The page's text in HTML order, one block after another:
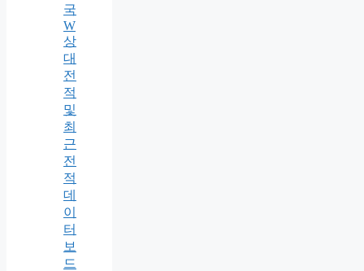
국
W
상
대
전
적
및
최
근
전
적
데
이
터
보
드